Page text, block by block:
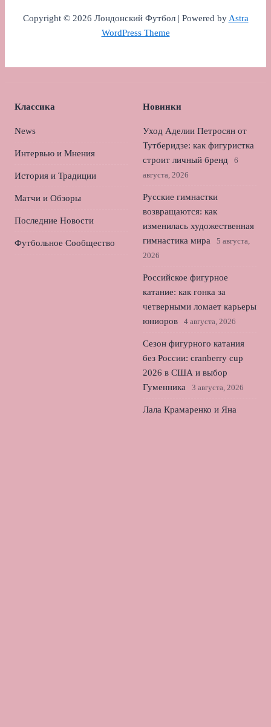
Copyright © 2026 Лондонский Футбол | Powered byAstra
WordPress Theme
Классика
News
Интервью и Мнения
История и Традиции
Матчи и Обзоры
Последние Новости
Футбольное Сообщество
Новинки
Уход Аделии Петросян от
Тутберидзе: как фигуристка
строит личный бренд
6
августа, 2026
Русские гимнастки
возвращаются: как
изменилась художественная
гимнастика мира
5 августа,
2026
Российское фигурное
катание: как гонка за
четверными ломает карьеры
юниоров
4 августа, 2026
Сезон фигурного катания
без России: cranberry cup
2026 в США и выбор
Гуменника
3 августа, 2026
Лала Крамаренко и Яна